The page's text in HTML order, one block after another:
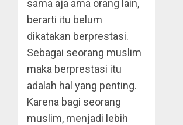
sama aja ama orang lain,
berarti itu belum
dikatakan berprestasi.
Sebagai seorang muslim
maka berprestasi itu
adalah hal yang penting.
Karena bagi seorang
muslim, menjadi lebih